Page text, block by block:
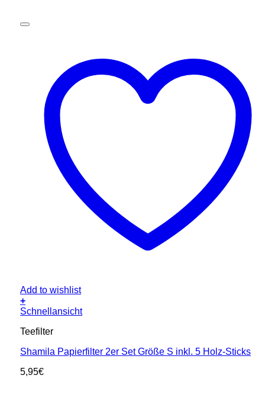
Add to wishlist
+
Schnellansicht
Teefilter
Shamila Papierfilter 2er Set Größe S inkl. 5 Holz-Sticks
5,95€